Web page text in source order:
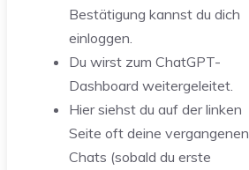
Bestätigung kannst du dich
einloggen.
Du wirst zum ChatGPT-
Dashboard weitergeleitet.
Hier siehst du auf der linken
Seite oft deine vergangenen
Chats (sobald du erste